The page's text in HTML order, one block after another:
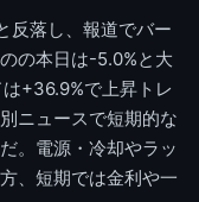
反落し、報道でバー
の本日は-5.0%と大
+36.9%で上昇トレ
ニュースで短期的な
。電源・冷却やラッ
、短期では金利や一